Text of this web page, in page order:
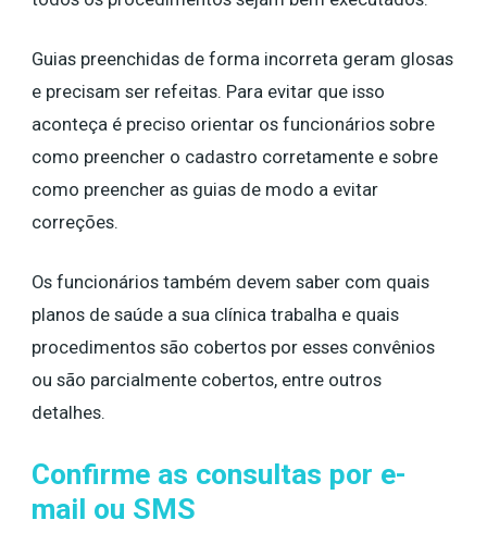
Guias preenchidas de forma incorreta geram glosas
e precisam ser refeitas. Para evitar que isso
aconteça é preciso orientar os funcionários sobre
como preencher o cadastro corretamente e sobre
como preencher as guias de modo a evitar
correções.
Os funcionários também devem saber com quais
planos de saúde a sua clínica trabalha e quais
procedimentos são cobertos por esses convênios
ou são parcialmente cobertos, entre outros
detalhes.
Confirme as consultas por e-
mail ou SMS